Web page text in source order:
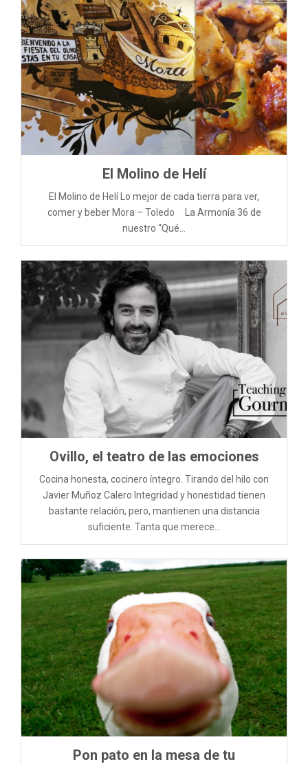
El Molino de Helí
El Molino de Helí Lo mejor de cada tierra para ver,
comer y beber Mora – Toledo La Armonía 36 de
nuestro “Qué...
Ovillo, el teatro de las emociones
Cocina honesta, cocinero íntegro. Tirando del hilo con
Javier Muñoz Calero Integridad y honestidad tienen
bastante relación, pero, mantienen una distancia
suficiente. Tanta que merece...
Pon pato en la mesa de tu